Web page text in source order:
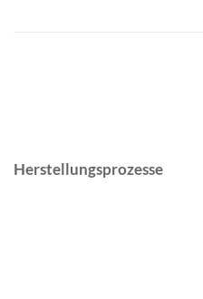
Herstellungsprozesse